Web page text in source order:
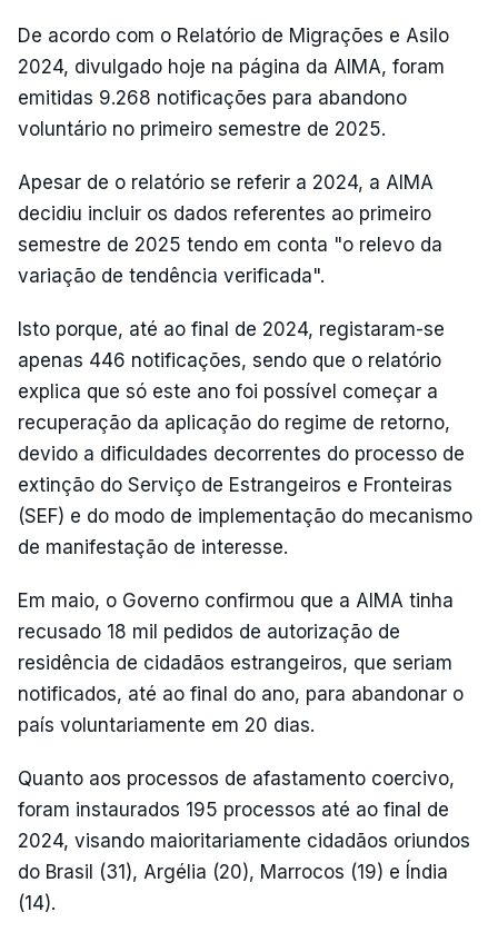
De acordo com o Relatório de Migrações e Asilo
2024, divulgado hoje na página da AIMA, foram
emitidas 9.268 notificações para abandono
voluntário no primeiro semestre de 2025.
Apesar de o relatório se referir a 2024, a AIMA
decidiu incluir os dados referentes ao primeiro
semestre de 2025 tendo em conta "o relevo da
variação de tendência verificada".
Isto porque, até ao final de 2024, registaram-se
apenas 446 notificações, sendo que o relatório
explica que só este ano foi possível começar a
recuperação da aplicação do regime de retorno,
devido a dificuldades decorrentes do processo de
extinção do Serviço de Estrangeiros e Fronteiras
(SEF) e do modo de implementação do mecanismo
de manifestação de interesse.
Em maio, o Governo confirmou que a AIMA tinha
recusado 18 mil pedidos de autorização de
residência de cidadãos estrangeiros, que seriam
notificados, até ao final do ano, para abandonar o
país voluntariamente em 20 dias.
Quanto aos processos de afastamento coercivo,
foram instaurados 195 processos até ao final de
2024, visando maioritariamente cidadãos oriundos
do Brasil (31), Argélia (20), Marrocos (19) e Índia
(14).